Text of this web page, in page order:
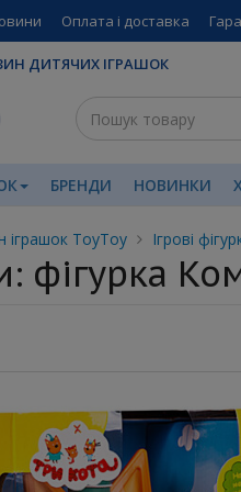
Оплата і доставка
ДИТЯЧИХ ІГРАШОК
БРЕНДИ НОВИНКИ
іграшок ToyToy Ігрові
фігурка